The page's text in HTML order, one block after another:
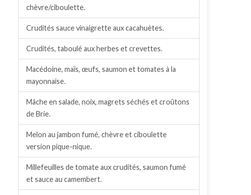
chèvre/ciboulette.
Crudités sauce vinaigrette aux cacahuètes.
Crudités, taboulé aux herbes et crevettes.
Macédoine, maïs, œufs, saumon et tomates à la
mayonnaise.
Mâche en salade, noix, magrets séchés et croûtons
de Brie.
Melon au jambon fumé, chèvre et ciboulette
version pique-nique.
Millefeuilles de tomate aux crudités, saumon fumé
et sauce au camembert.